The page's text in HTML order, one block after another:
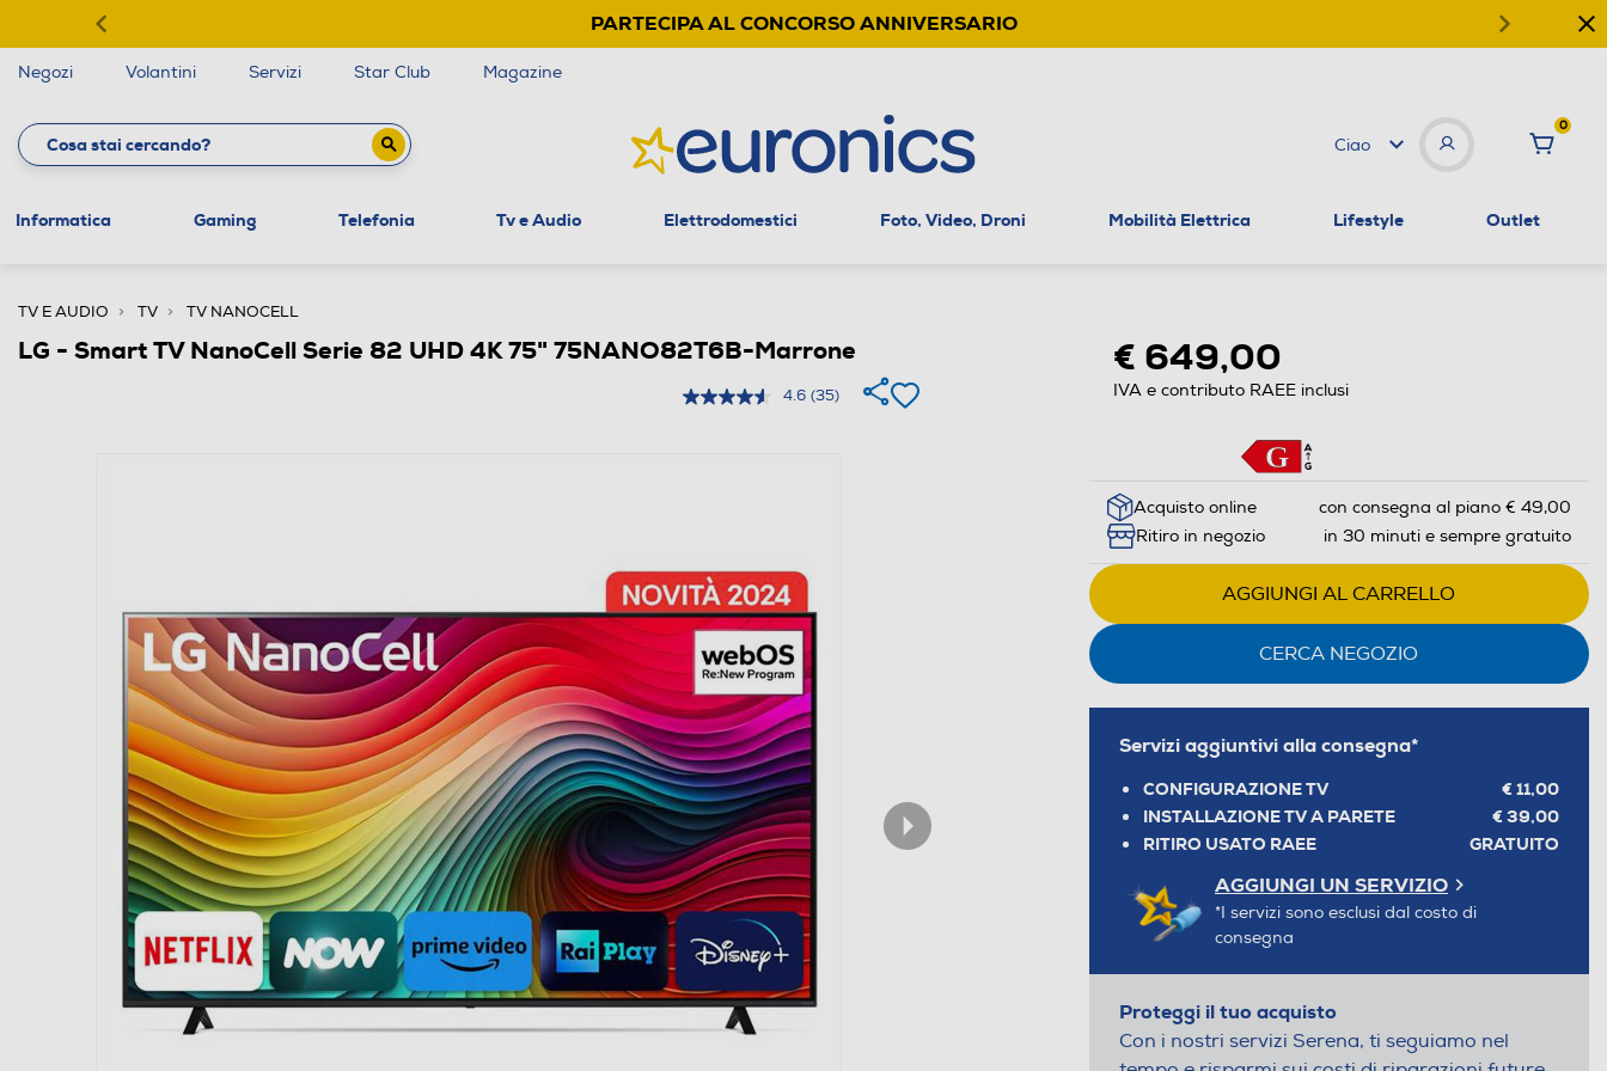
PARTECIPA AL CONCORSO ANNIVERSARIO
Negozi Volantini Servizi Star Club Magazine
Ciao
0
Informatica Gaming Telefonia Tv e Audio Elettrodomestici Foto, Video, Droni Mobilità Elettrica Lifestyle Outlet
TV E AUDIO TV TV NANOCELL
LG - Smart TV NanoCell Serie 82 UHD 4K 75" 75NANO82T6B-Marrone
4.6 (35)
€ 649,00
IVA e contributo RAEE inclusi
Acquisto online
con consegna al piano € 49,00
Ritiro in negozio
in 30 minuti e sempre gratuito
AGGIUNGI AL CARRELLO
CERCA NEGOZIO
Servizi aggiuntivi alla consegna*
CONFIGURAZIONE TV
€ 11,00
INSTALLAZIONE TV A PARETE
€ 39,00
RITIRO USATO RAEE
GRATUITO
AGGIUNGI UN SERVIZIO
*I servizi sono esclusi dal costo di
consegna
Proteggi il tuo acquisto
Con i nostri servizi Serena, ti seguiamo nel